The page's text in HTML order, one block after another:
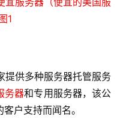
供多种服务器托管服务
务器和专用服务器，该公
户支持而闻名。